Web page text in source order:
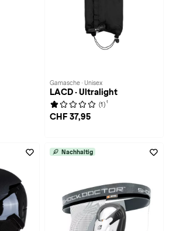
Gamasche · Unisex
LACD · Ultralight
(1) 1
CHF 37,95
Nachhaltig